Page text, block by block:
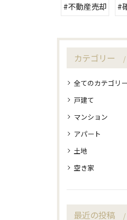
#不動産売却 #
カテゴリー
全てのカテゴリー
戸建て
マンション
アパート
土地
空き家
最近の投稿